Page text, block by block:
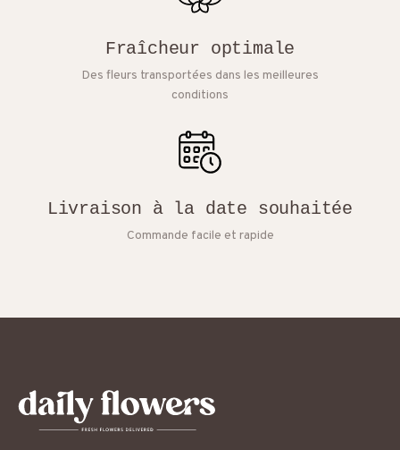
Fraîcheur optimale
Des fleurs transportées dans les meilleures
conditions
Livraison à la date souhaitée
Commande facile et rapide